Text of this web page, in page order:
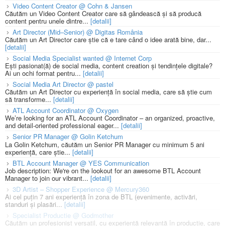
Video Content Creator @ Cohn & Jansen
Căutăm un Video Content Creator care să gândească și să producă
content pentru unele dintre... [detalii]
Art Director (Mid–Senior) @ Digitas România
Căutăm un Art Director care știe că e tare când o idee arată bine, dar...
[detalii]
Social Media Specialist wanted @ Internet Corp
Ești pasionat(ă) de social media, content creation și tendințele digitale?
Ai un ochi format pentru... [detalii]
Social Media Art Director @ pastel
Căutăm un Art Director cu experiență în social media, care să știe cum
să transforme... [detalii]
ATL Account Coordinator @ Oxygen
We’re looking for an ATL Account Coordinator – an organized, proactive,
and detail-oriented professional eager... [detalii]
Senior PR Manager @ Golin Ketchum
La Golin Ketchum, căutăm un Senior PR Manager cu minimum 5 ani
experiență, care știe... [detalii]
BTL Account Manager @ YES Communication
Job description: We're on the lookout for an awesome BTL Account
Manager to join our vibrant... [detalii]
3D Artist – Shopper Experience @ Mercury360
Ai cel puțin 7 ani experiență în zona de BTL (evenimente, activări,
standuri și plasări...[detalii]
Specialist Productie @ Godmother
Căutăm un profesionist versatil, cu experiență relevantă în producție, care